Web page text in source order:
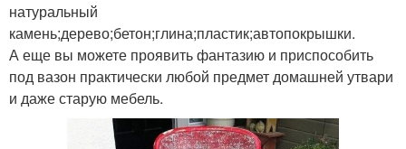
натуральный
камень;дерево;бетон;глина;пластик;автопокрышки.
А еще вы можете проявить фантазию и приспособить
под вазон практически любой предмет домашней утвари
и даже старую мебель.